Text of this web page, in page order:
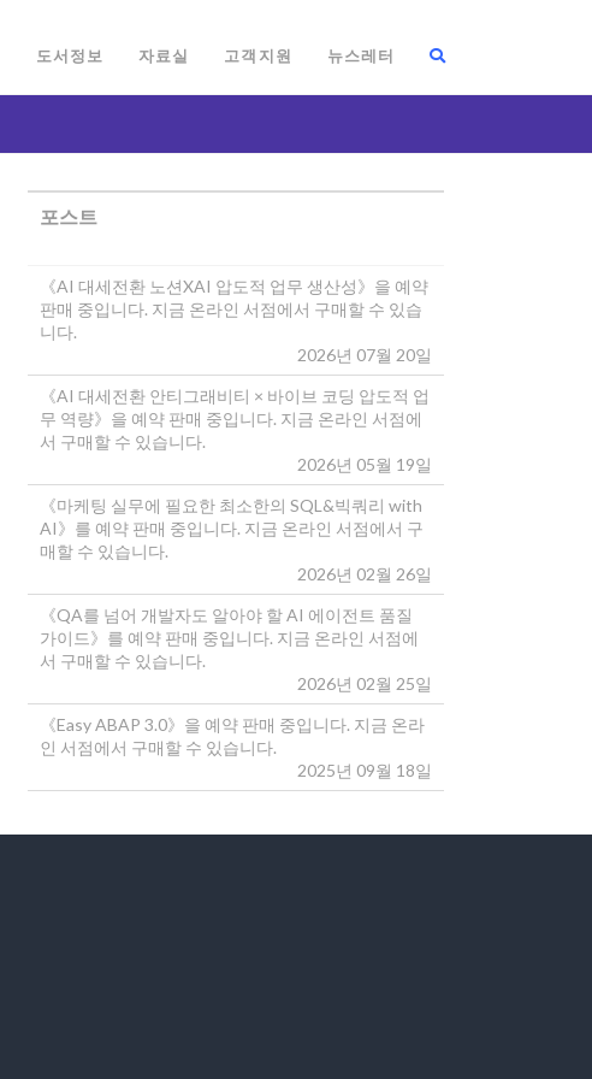
도서정보 자료실 고객지원 뉴스레터
포스트
《AI 대세전환 노션XAI 압도적 업무 생산성》을 예약
판매 중입니다. 지금 온라인 서점에서 구매할 수 있습
니다.
2026년 07월 20일
《AI 대세전환 안티그래비티 × 바이브 코딩 압도적 업
무 역량》을 예약 판매 중입니다. 지금 온라인 서점에
서 구매할 수 있습니다.
2026년 05월 19일
《마케팅 실무에 필요한 최소한의 SQL&빅쿼리 with
AI》를 예약 판매 중입니다. 지금 온라인 서점에서 구
매할 수 있습니다.
2026년 02월 26일
《QA를 넘어 개발자도 알아야 할 AI 에이전트 품질
가이드》를 예약 판매 중입니다. 지금 온라인 서점에
서 구매할 수 있습니다.
2026년 02월 25일
《Easy ABAP 3.0》을 예약 판매 중입니다. 지금 온라
인 서점에서 구매할 수 있습니다.
2025년 09월 18일